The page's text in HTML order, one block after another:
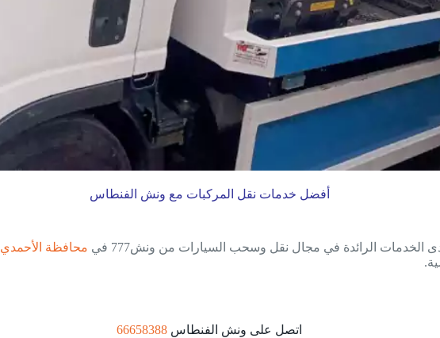
أفضل خدمات نقل المركبات مع ونش الفنطاس
الخدمات الرائدة في مجال نقل وسحب السيارات من ونش777 في محافظة الأحمدي
اتصل على ونش الفنطاس 66658388